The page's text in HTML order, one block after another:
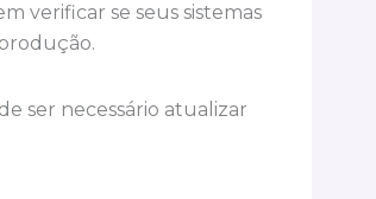
verificar se seus sistemas
ser necessário atualizar